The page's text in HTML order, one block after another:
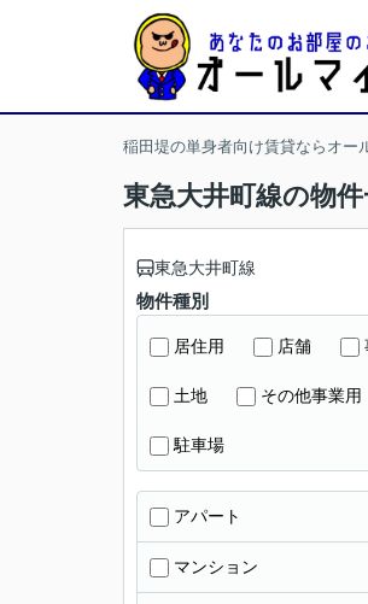
稲田堤の単身者向け賃貸ならオー
東急大井町線の物
東急大井町線
物件種別
居住用 店舗
土地 その他事業用
駐車場
アパート
マンション